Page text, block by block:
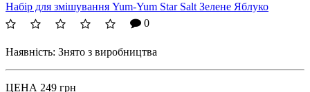
Набір для змішування Yum-Yum Star Salt Зелене Яблуко
0
Наявність: Знято з виробництва
ЦЕНА 249 грн